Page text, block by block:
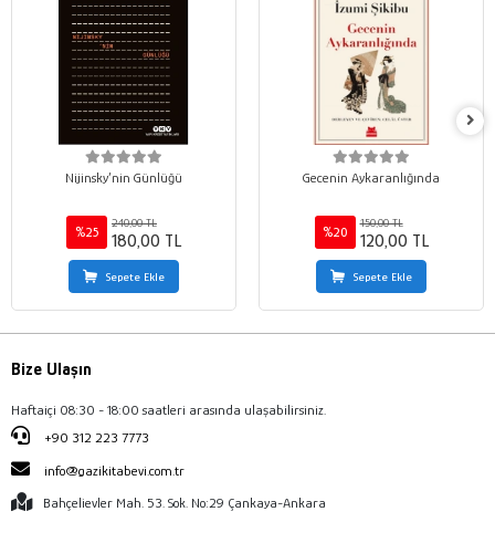
Nijinsky’nin Günlüğü
%25
240,00 TL
180,00 TL
Sepete Ekle
Gecenin Aykaranlığında
%20
150,00 TL
120,00 TL
Sepete Ekle
Bize Ulaşın
Haftaiçi 08:30 - 18:00 saatleri arasında ulaşabilirsiniz.
+90 312 223 7773
info@gazikitabevi.com.tr
Bahçelievler Mah. 53. Sok. No:29 Çankaya-Ankara